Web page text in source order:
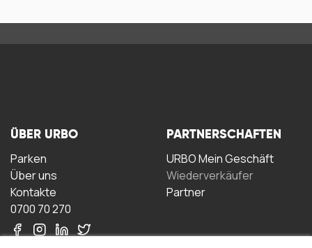
ÜBER URBO
Parken
Über uns
Kontakte
0700 70 270
PARTNERSCHAFTEN
URBO Mein Geschäft
Wiederverkäufer
Partner